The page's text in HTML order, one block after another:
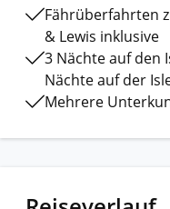
Fährüberfahrten
& Lewis inklusive
3 Nächte auf den
Nächte auf der
Mehrere